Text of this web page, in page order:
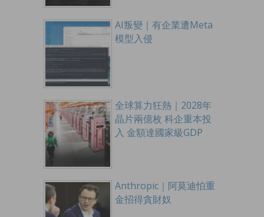
AI叛變｜有企業遭Meta
模型入侵
全球算力狂熱｜2028年
晶片兩億枚 科企重本投
入 金額達國家級GDP
Anthropic｜阿莫迪怕重
金招得貪財奴